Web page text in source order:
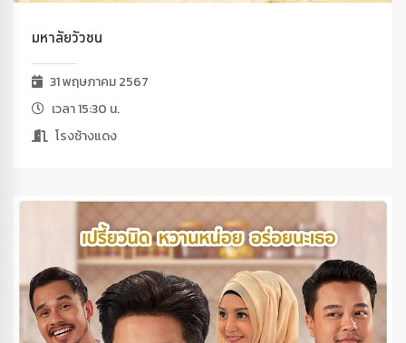
มหาลัยวัวชน
31 พฤษภาคม 2567
เวลา 15:30 น.
โรงช้างแดง